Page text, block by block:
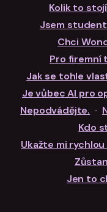
Kolik to
Jsem student
Chci
Pro firemní
Jak se tohle
Je vůbec AI pro
Nepodvádějte. ·
Kdo
Ukažte mi rychlou
Jen to